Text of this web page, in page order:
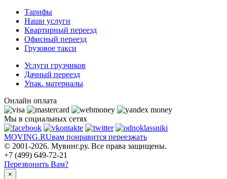
Тарифы
Наши услуги
Квартирный переезд
Офисный переезд
Грузовое такси
Услуги грузчиков
Дачный переезд
Упак. материалы
Онлайн оплата
Мы в социальных сетях
MOVING.RUвам понравится переезжать
© 2001-2026. Мувинг.ру. Все права защищены.
+7 (499) 649-72-21
Перезвонить Вам?
×